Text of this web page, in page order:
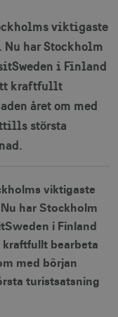
viktigaste
Nu har Stockholm
i Finland
kraftfullt
året om med
största
viktigaste
har Stockholm
i Finland
bearbeta
med början
turistsatsning